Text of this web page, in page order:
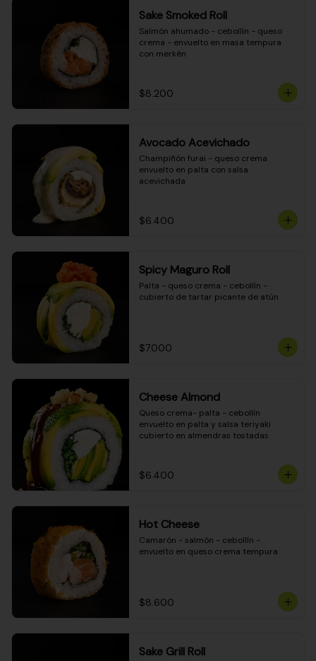
Sake Smoked Roll
Salmón ahumado - cebollín - queso
crema - envuelto en masa tempura
con merkén
$8.200
Avocado Acevichado
Champiñón furai - queso crema
envuelto en palta con salsa
acevichada
$6.400
Spicy Maguro Roll
Palta - queso crema - cebollín -
cubierto de tartar picante de atún
$7.000
Cheese Almond
Queso crema- palta - cebollín
envuelto en palta y salsa teriyaki
cubierto en almendras tostadas
$6.400
Hot Cheese
Camarón - salmón - cebollín -
envuelto en queso crema tempura
$8.600
Sake Grill Roll